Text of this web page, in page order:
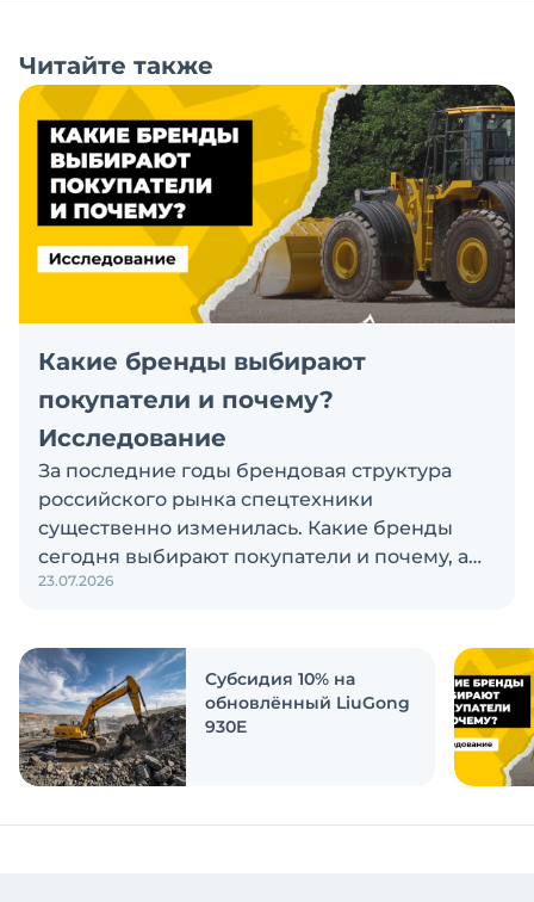
Читайте также
Какие бренды выбирают
покупатели и почему?
Исследование
За последние годы брендовая структура
российского рынка спецтехники
существенно изменилась. Какие бренды
сегодня выбирают покупатели и почему, а
также кого считают лидерами рынка?
ответить на эти вопросы
23.07.2026
Субсидия 10% на
обновлённый LiuGong
930E